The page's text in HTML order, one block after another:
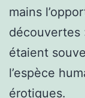
mains
découvertes
étaient
l’espèce
érotiques.